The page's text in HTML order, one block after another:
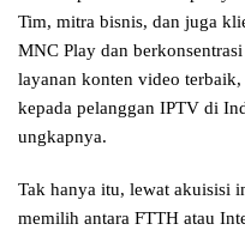
Tim, mitra bisnis, dan juga
MNC Play dan
layanan konten video
kepada pelanggan IPTV di
ungkapnya.
Tak hanya itu, lewat akuisisi
memilih antara FTTH atau